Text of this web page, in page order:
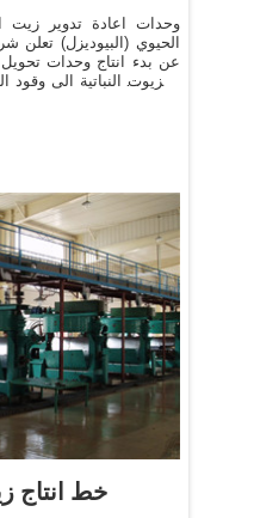
وحدات اعادة تدوير زيت
الحيوي (البيوديزل) تعلن
عن بدء انتاج وحدات
والزيوت النباتية الى وقود
خط انتاج